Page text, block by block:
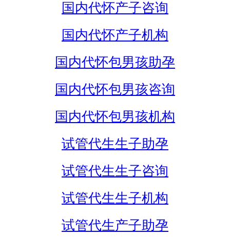
国内代怀产子咨询
国内代怀产子机构
国内代怀包男孩助孕
国内代怀包男孩咨询
国内代怀包男孩机构
试管代生生子助孕
试管代生生子咨询
试管代生生子机构
试管代生产子助孕